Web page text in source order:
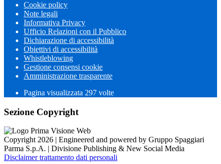
Cookie policy
Note legali
Informativa Privacy
Ufficio Relazioni con il Pubblico
Dichiarazione di accessibilità
Obiettivi di accessibilità
Whistleblowing
Gestione consensi cookie
Amministrazione trasparente
Pagina visualizzata 297 volte
Sezione Copyright
Copyright 2026 | Engineered and powered by Gruppo Spaggiari
Parma S.p.A. | Divisione Publishing & New Social Media
Disclaimer trattamento dati personali